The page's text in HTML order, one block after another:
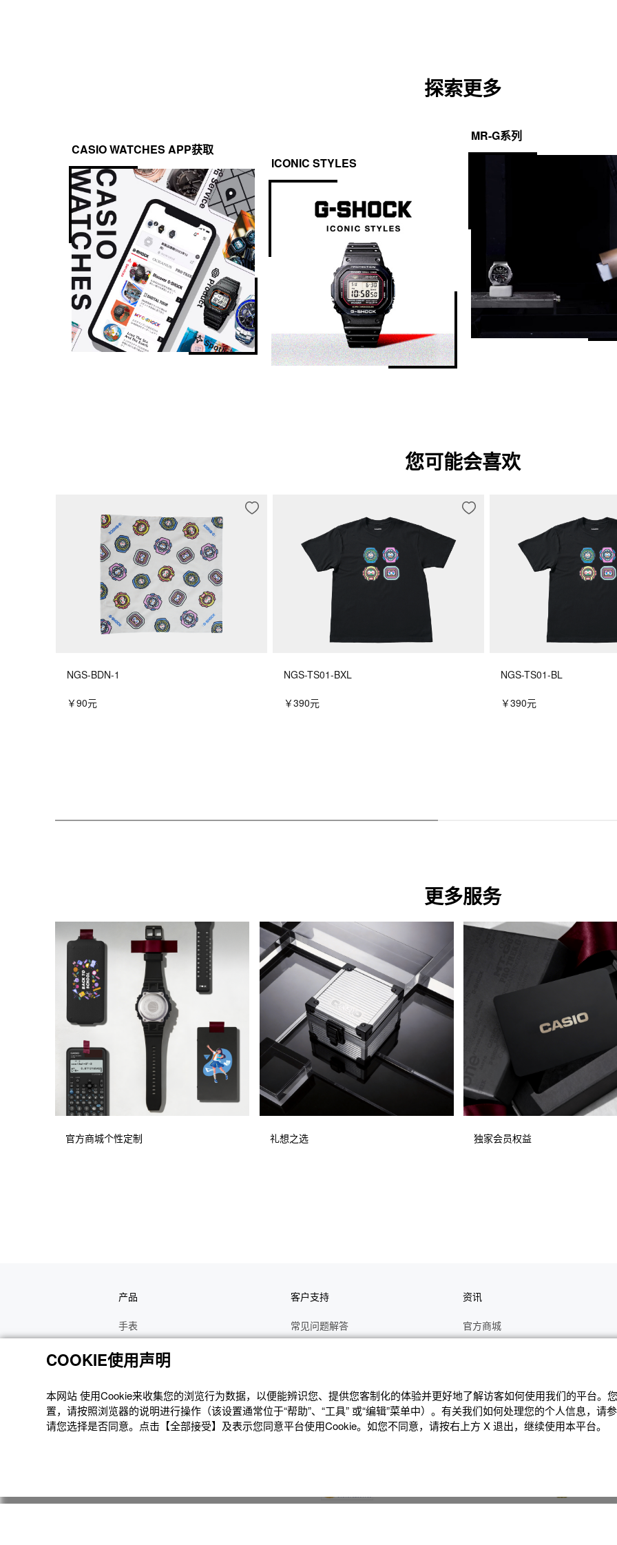
探索更多
CASIO WATCHES APP获取
ICONIC STYLES
MR-G系列
您可能会喜欢
NGS-BDN-1
￥90元
NGS-TS01-BXL
￥390元
NGS-TS01-BL
￥390元
更多服务
官方商城个性定制 礼想之选 独家会员权益
产品
手表
电子乐器
函数计算器
办公计算器
电子辞典
客户支持
常见问题解答
维修
修理状态查询
资讯
官方商城
最新资讯
公告
COOKIE使用声明
本网站 使⽤Cookie来收集您的浏览⾏为数据，以便能辨识您、提供您客制化的体验并更好地了解访客如何使⽤我们的平台。
置，请按照浏览器的说明进⾏操作（该设置通常位于“帮助”、“⼯具” 或“编辑”菜单中）。有关我们如何处理您的个⼈信息，请
请您选择是否同意。点击【全部接受】及表示您同意平台使用Cookie。如您不同意，请按右上⽅ X 退出，继续使⽤本平台。